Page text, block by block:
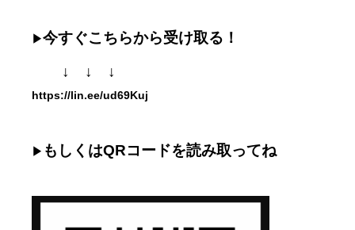
▶今すぐこちらから受け取る！
↓ ↓ ↓
https://lin.ee/ud69Kuj
▶ もしくはQRコードを読み取ってね